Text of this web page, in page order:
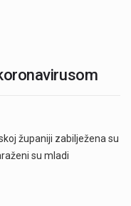
županiji zabilježena su
su mladi